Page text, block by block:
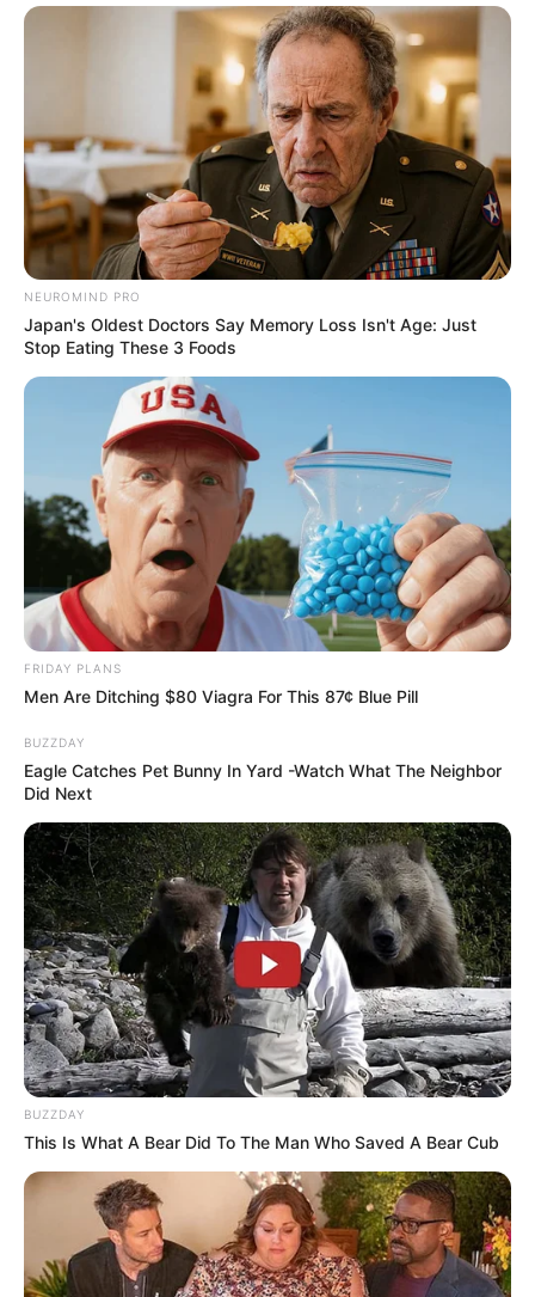
NEUROMIND PRO
Japan's Oldest Doctors Say Memory Loss Isn't Age: Just
Stop Eating These 3 Foods
FRIDAY PLANS
Men Are Ditching $80 Viagra For This 87¢ Blue Pill
BUZZDAY
Eagle Catches Pet Bunny In Yard -Watch What The Neighbor
Did Next
BUZZDAY
This Is What A Bear Did To The Man Who Saved A Bear Cub